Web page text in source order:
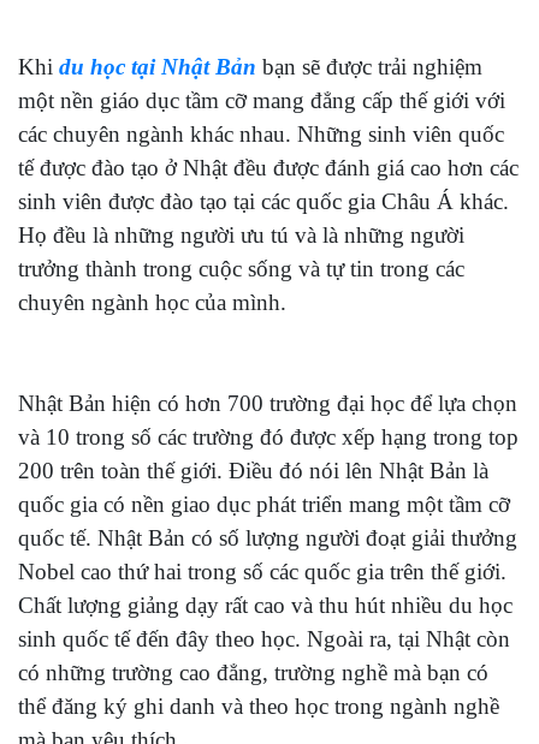
Khi du học tại Nhật Bản bạn sẽ được trải nghiệm
một nền giáo dục tầm cỡ mang đẳng cấp thế giới với
các chuyên ngành khác nhau. Những sinh viên quốc
tế được đào tạo ở Nhật đều được đánh giá cao hơn các
sinh viên được đào tạo tại các quốc gia Châu Á khác.
Họ đều là những người ưu tú và là những người
trưởng thành trong cuộc sống và tự tin trong các
chuyên ngành học của mình.
Nhật Bản hiện có hơn 700 trường đại học để lựa chọn
và 10 trong số các trường đó được xếp hạng trong top
200 trên toàn thế giới. Điều đó nói lên Nhật Bản là
quốc gia có nền giao dục phát triển mang một tầm cỡ
quốc tế. Nhật Bản có số lượng người đoạt giải thưởng
Nobel cao thứ hai trong số các quốc gia trên thế giới.
Chất lượng giảng dạy rất cao và thu hút nhiều du học
sinh quốc tế đến đây theo học. Ngoài ra, tại Nhật còn
có những trường cao đẳng, trường nghề mà bạn có
thể đăng ký ghi danh và theo học trong ngành nghề